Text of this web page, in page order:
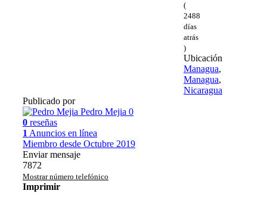
(
2488
días
atrás
)
Ubicación
Managua,
Managua,
Nicaragua
Publicado por
Pedro Mejia 0
0 reseñas
1 Anuncios en línea
Miembro desde Octubre 2019
Enviar mensaje
7872
Mostrar número telefónico
Imprimir